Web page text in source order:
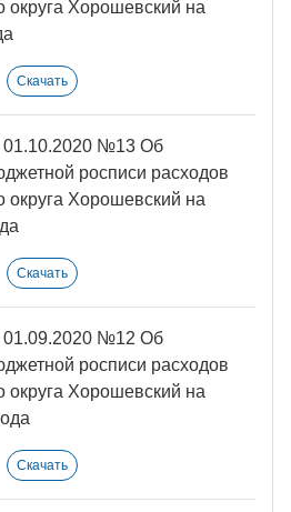
округа Хорошевский на
Скачать
01.10.2020 №13 Об
росписи расходов
округа Хорошевский на
Скачать
01.09.2020 №12 Об
росписи расходов
округа Хорошевский на
Скачать